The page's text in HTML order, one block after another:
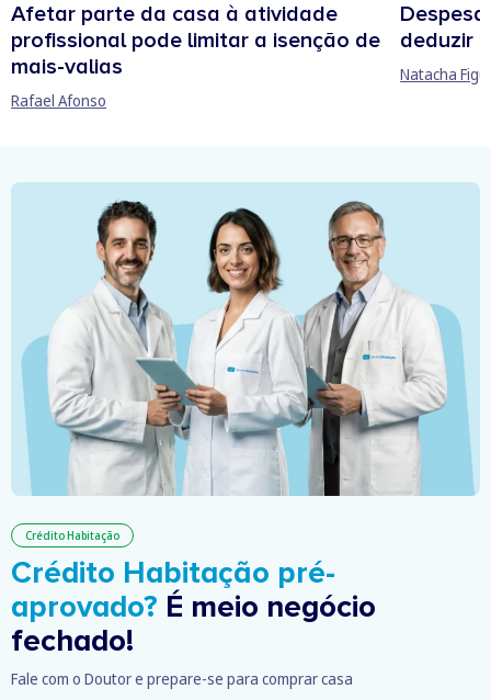
Afetar parte da casa à atividade
profissional pode limitar a isenção de
mais-valias
Rafael Afonso
deduzir
Natacha
Crédito Habitação
Crédito Habitação pré-
aprovado? É meio negócio
fechado!
Fale com o Doutor e prepare-se para comprar casa